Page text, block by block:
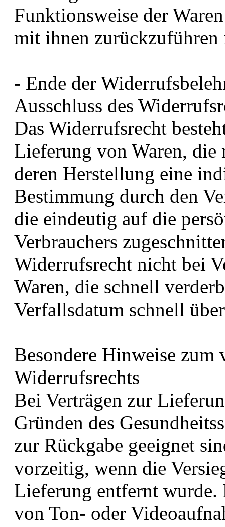
Funktionsweise der
mit ihnen zurückzuführen
- Ende der
Ausschluss des
Das Widerrufsrecht
Lieferung von Waren,
deren Herstellung eine
Bestimmung durch den
die eindeutig auf die
Verbrauchers
Widerrufsrecht nicht bei
Waren, die schnell
Verfallsdatum schnell
Besondere Hinweise zum
Widerrufsrechts
Bei Verträgen zur
Gründen des
zur Rückgabe geeignet
vorzeitig, wenn die
Lieferung entfernt
von Ton- oder